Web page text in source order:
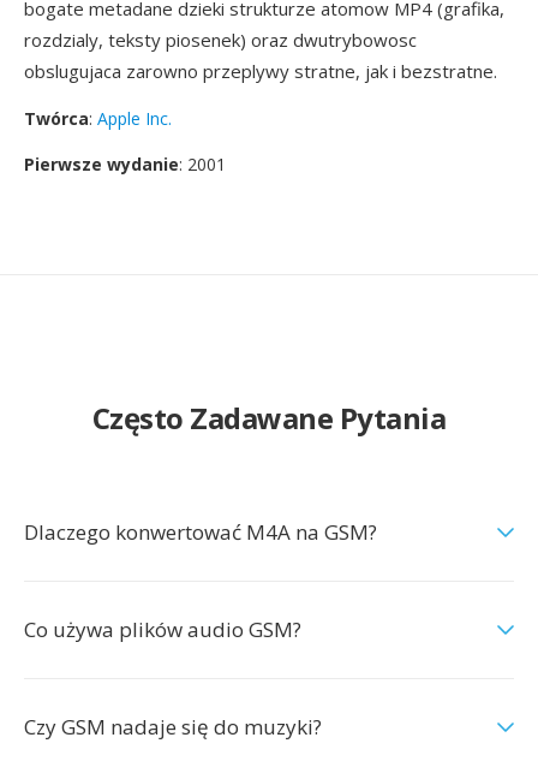
bogate metadane dzieki strukturze atomow MP4 (grafika,
rozdzialy, teksty piosenek) oraz dwutrybowosc
obslugujaca zarowno przeplywy stratne, jak i bezstratne.
Twórca: Apple Inc.
Pierwsze wydanie: 2001
Często Zadawane Pytania
Dlaczego konwertować M4A na GSM?
Co używa plików audio GSM?
Czy GSM nadaje się do muzyki?